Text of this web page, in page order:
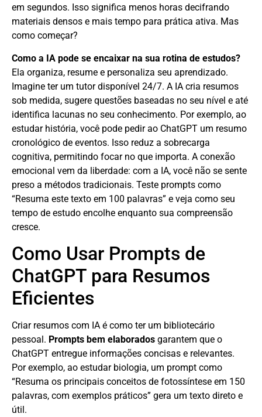
em segundos. Isso significa menos horas decifrando
materiais densos e mais tempo para prática ativa. Mas
como começar?
Como a IA pode se encaixar na sua rotina de estudos?
Ela organiza, resume e personaliza seu aprendizado.
Imagine ter um tutor disponível 24/7. A IA cria resumos
sob medida, sugere questões baseadas no seu nível e até
identifica lacunas no seu conhecimento. Por exemplo, ao
estudar história, você pode pedir ao ChatGPT um resumo
cronológico de eventos. Isso reduz a sobrecarga
cognitiva, permitindo focar no que importa. A conexão
emocional vem da liberdade: com a IA, você não se sente
preso a métodos tradicionais. Teste prompts como
“Resuma este texto em 100 palavras” e veja como seu
tempo de estudo encolhe enquanto sua compreensão
cresce.
Como Usar Prompts de
ChatGPT para Resumos
Eficientes
Criar resumos com IA é como ter um bibliotecário
pessoal. Prompts bem elaborados garantem que o
ChatGPT entregue informações concisas e relevantes.
Por exemplo, ao estudar biologia, um prompt como
“Resuma os principais conceitos de fotossíntese em 150
palavras, com exemplos práticos” gera um texto direto e
útil.